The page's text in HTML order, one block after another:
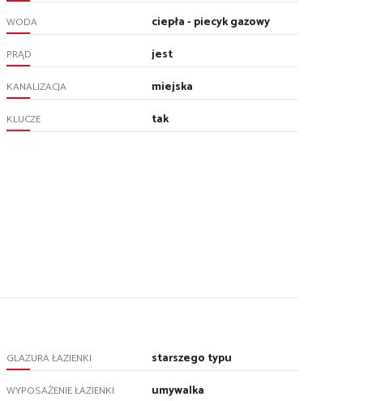
WODA ciepła - piecyk gazowy
PRĄD jest
KANALIZACJA miejska
KLUCZE tak
GLAZURA ŁAZIENKI starszego typu
WYPOSAŻENIE ŁAZIENKI umywalka